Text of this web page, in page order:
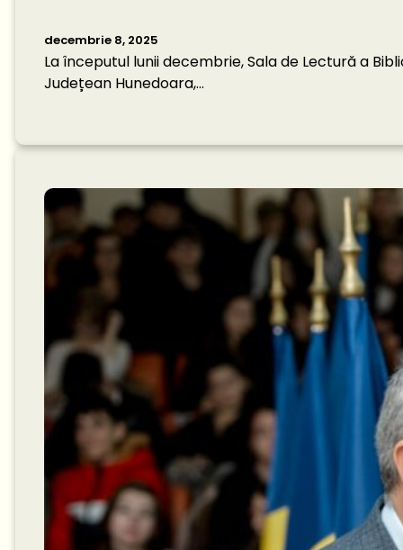
decembrie 8, 2025
La începutul lunii decembrie, Sala de Lectură a
Județean Hunedoara,…